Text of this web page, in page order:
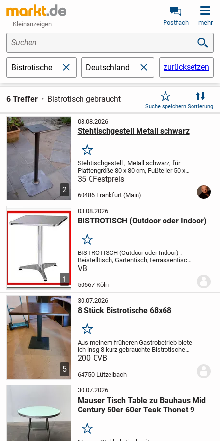
Kleinanzeigen Postfach mehr
Suchen
Bistrotische schließenDeutschland schließenzurücksetzen
6 Treffer Bistrotisch gebraucht
Suche speichern Sortierung
2
08.08.2026
Stehtischgestell Metall schwarz
Merken
Stehtischgestell , Metall schwarz, für
Plattengröße 80 x 80 cm, Fußteller 50 x
50, Befestigungsplatte 23,5 x 23,5 cm,
Nur Abholung
35 €Festpreis
60486 Frankfurt (Main)
1
03.08.2026
BISTROTISCH (Outdoor oder Indoor)
Merken
BISTROTISCH (Outdoor oder Indoor) .-
Beistelltisch, Gartentisch,Terrassentisch,
Balkontisch
hoch- Tischplatte mit geschliffen...
VB
50667 Köln
5
30.07.2026
8 Stück Bistrotische 68x68
Merken
Aus meinem früheren Gastrobetrieb biete
ich insg 8 kurz gebrauchte Bistrotische
68*68*75 an. Deckplatte Werzalit braun-
Pyramidenfuß.Das Set besteht aus 11
200 €VB
64750 Lützelbach
30.07.2026
Mauser Tisch Table zu Bauhaus Mid
Century 50er 60er Teak Thonet 9
Merken